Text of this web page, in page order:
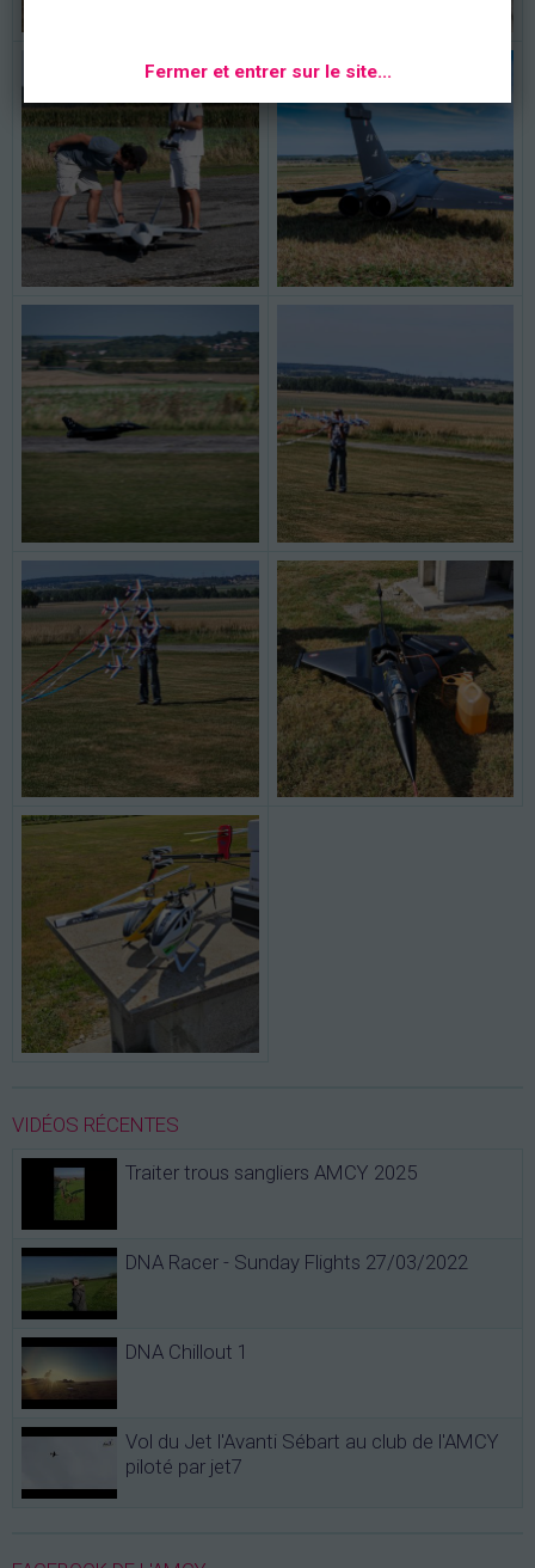
VIDÉOS RÉCENTES
Traiter trous sangliers AMCY 2025
DNA Racer - Sunday Flights 27/03/2022
DNA Chillout 1
Vol du Jet l'Avanti Sébart au club de l'AMCY
piloté par jet7
Fermer et entrer sur le site...